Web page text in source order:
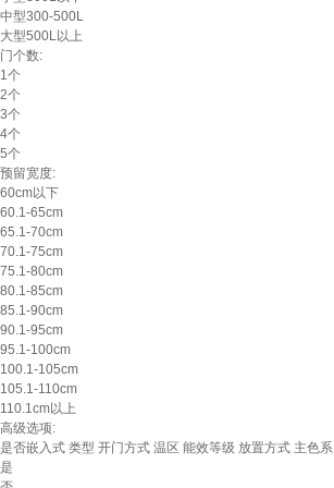
中型300-500L
大型500L以上
门个数:
1个
2个
3个
4个
5个
预留宽度:
60cm以下
60.1-65cm
65.1-70cm
70.1-75cm
75.1-80cm
80.1-85cm
85.1-90cm
90.1-95cm
95.1-100cm
100.1-105cm
105.1-110cm
110.1cm以上
高级选项:
是否嵌入式 类型 开门方式 温区 能效等级 放置方式 主色系
是